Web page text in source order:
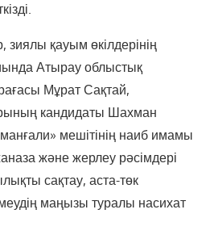
зиялы қауым өкілдерінің
Атырау облыстық
Мұрат Сақтай,
кандидаты Шахман
мешітінің наиб имамы
және жерлеу рәсімдері
сақтау, аста-төк
маңызы туралы насихат